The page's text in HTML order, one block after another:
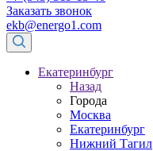
Заказать звонок
ekb@energo1.com
Екатеринбург
Назад
Города
Москва
Екатеринбург
Нижний Тагил